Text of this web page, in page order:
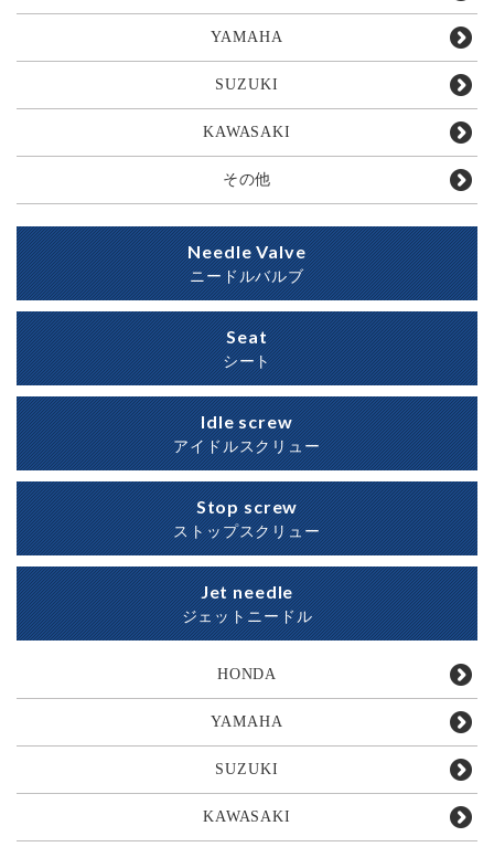
YAMAHA
SUZUKI
KAWASAKI
その他
Needle Valve
ニードルバルブ
Seat
シート
Idle screw
アイドルスクリュー
Stop screw
ストップスクリュー
Jet needle
ジェットニードル
HONDA
YAMAHA
SUZUKI
KAWASAKI